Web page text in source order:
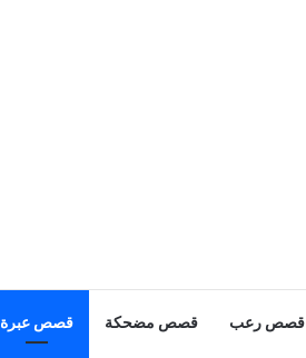
قصص رعب قصص مضحكة قصص عبرة